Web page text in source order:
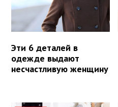
Эти 6 деталей в
одежде выдают
несчастливую женщину